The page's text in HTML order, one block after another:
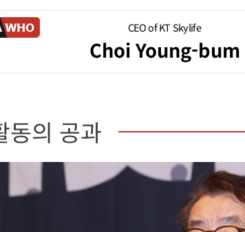
CEO of KT Skylife
Choi Young-bum
동의 공과